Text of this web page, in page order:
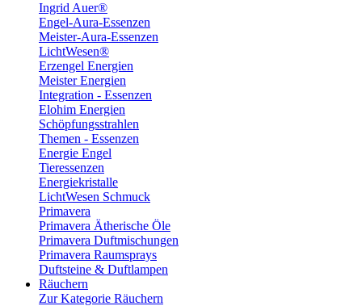
Ingrid Auer®
Engel-Aura-Essenzen
Meister-Aura-Essenzen
LichtWesen®
Erzengel Energien
Meister Energien
Integration - Essenzen
Elohim Energien
Schöpfungsstrahlen
Themen - Essenzen
Energie Engel
Tieressenzen
Energiekristalle
LichtWesen Schmuck
Primavera
Primavera Ätherische Öle
Primavera Duftmischungen
Primavera Raumsprays
Duftsteine & Duftlampen
Räuchern
Zur Kategorie Räuchern